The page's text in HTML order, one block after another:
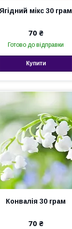
Ягідний мікс 30 грам
70 ₴
Готово до відправки
Купити
Конвалія 30 грам
70 ₴